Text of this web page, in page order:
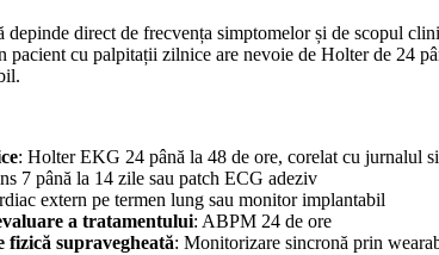
depinde direct de frecvența simptomelor și de scopul
cu palpitații zilnice are nevoie de Holter de 24
: Holter EKG 24 până la 48 de ore, corelat cu jurnalul
7 până la 14 zile sau patch ECG adeziv
extern pe termen lung sau monitor implantabil
a tratamentului: ABPM 24 de ore
fizică supravegheată: Monitorizare sincronă prin